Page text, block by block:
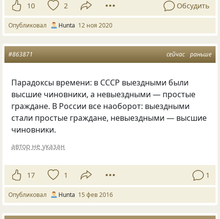
10 2 Обсудить
Опубликовал Hunta 12 ноя 2020
сейчас раньше
#863871
Парадоксы времени: в СССР выездными были
высшие чиновники, а невыездными — простые
граждане. В России все наоборот: выездными
стали простые граждане, невыездными — высшие
чиновники.
автор не указан
17 1 1
Опубликовал Hunta 15 фев 2016